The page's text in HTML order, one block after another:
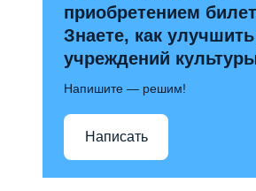
приобретением
Знаете, как
учреждений
Напишите — решим!
Написать